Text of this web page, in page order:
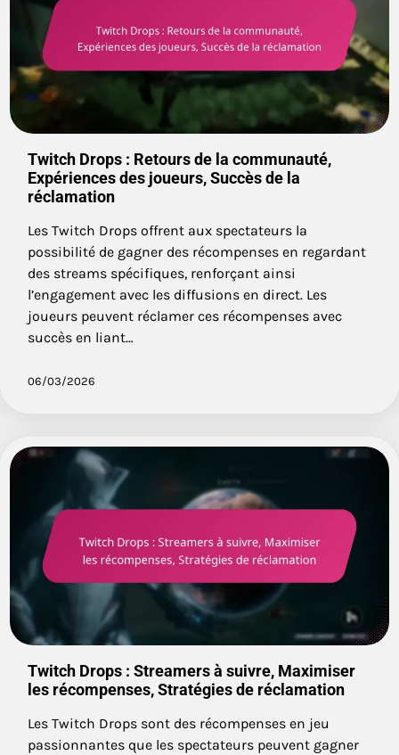
Twitch Drops : Retours de la communauté,
Expériences des joueurs, Succès de la
réclamation
Les Twitch Drops offrent aux spectateurs la
possibilité de gagner des récompenses en regardant
des streams spécifiques, renforçant ainsi
l’engagement avec les diffusions en direct. Les
joueurs peuvent réclamer ces récompenses avec
succès en liant…
06/03/2026
Twitch Drops : Streamers à suivre, Maximiser
les récompenses, Stratégies de réclamation
Les Twitch Drops sont des récompenses en jeu
passionnantes que les spectateurs peuvent gagner